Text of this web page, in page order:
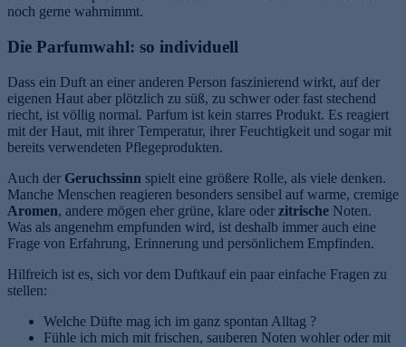
noch gerne wahrnimmt.
Die Parfumwahl: so individuell
Dass ein Duft an einer anderen Person faszinierend wirkt, auf der
eigenen Haut aber plötzlich zu süß, zu schwer oder fast stechend
riecht, ist völlig normal. Parfum ist kein starres Produkt. Es reagiert
mit der Haut, mit ihrer Temperatur, ihrer Feuchtigkeit und sogar mit
bereits verwendeten Pflegeprodukten.
Auch der Geruchssinn spielt eine größere Rolle, als viele denken.
Manche Menschen reagieren besonders sensibel auf warme, cremige
Aromen, andere mögen eher grüne, klare oder zitrische Noten.
Was als angenehm empfunden wird, ist deshalb immer auch eine
Frage von Erfahrung, Erinnerung und persönlichem Empfinden.
Hilfreich ist es, sich vor dem Duftkauf ein paar einfache Fragen zu
stellen:
Welche Düfte mag ich im ganz spontan Alltag ?
Fühle ich mich mit frischen, sauberen Noten wohler oder mit